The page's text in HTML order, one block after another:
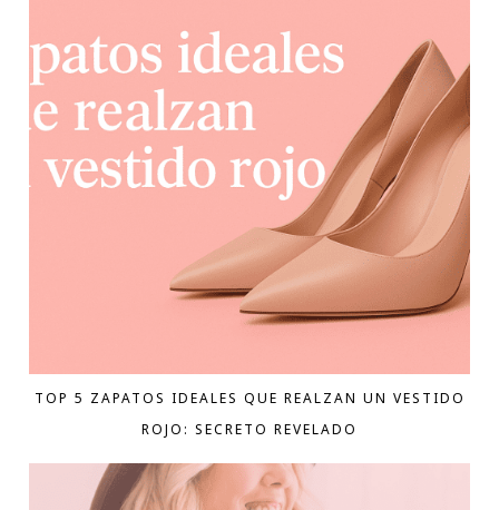
TOP 5 ZAPATOS IDEALES QUE REALZAN UN VESTIDO
ROJO: SECRETO REVELADO